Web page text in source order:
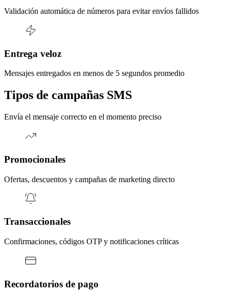
Validación automática de números para evitar envíos fallidos
Entrega veloz
Mensajes entregados en menos de 5 segundos promedio
Tipos de campañas SMS
Envía el mensaje correcto en el momento preciso
Promocionales
Ofertas, descuentos y campañas de marketing directo
Transaccionales
Confirmaciones, códigos OTP y notificaciones críticas
Recordatorios de pago